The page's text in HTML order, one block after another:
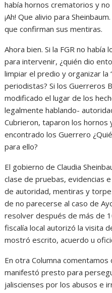
había hornos crematorios y
¡Ah! Que alivio para
que confirman sus mentiras.
Ahora bien. Si la FGR no
para intervenir, ¿quién dio
limpiar el predio y organizar la
periodistas? Si los Guerreros
modificado el lugar de los
legalmente hablando-
Cubrieron, taparon los hornos
encontrado los Guerrero
para ello?
El gobierno de Claudia
clase de pruebas, evidencias
de autoridad, mentiras y
de no parecerse al caso de
resolver después de más de
fiscalía local autorizó la visita
mostró escrito, acuerdo u
En otra Columna
manifestó presto para
jaliscienses por los abusos e